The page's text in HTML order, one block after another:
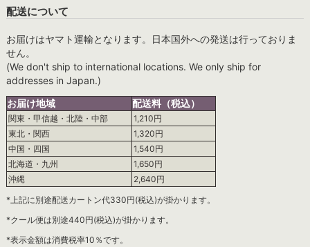
配送について
お届けはヤマト運輸となります。日本国外への発送は行っておりま
せん。
(We don't ship to international locations. We only ship for
addresses in Japan.)
お届け地域
配送料（税込）
関東・甲信越・北陸・中部
1,210円
東北・関西
1,320円
中国・四国
1,540円
北海道・九州
1,650円
沖縄
2,640円
*上記に別途配送カートン代330円(税込)が掛かります。
*クール便は別途440円(税込)が掛かります。
*表示金額は消費税率10％です。